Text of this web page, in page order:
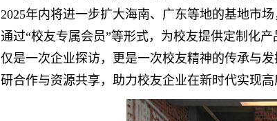
2025年内将进一步扩大海南、广东等地的基地市
通过“校友专属会员”等形式，为校友提供定制化
仅是一次企业探访，更是一次校友精神的传承与
研合作与资源共享，助力校友企业在新时代实现高